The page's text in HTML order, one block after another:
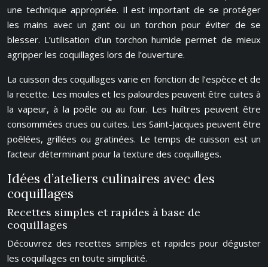
une technique appropriée. Il est important de se protéger
les mains avec un gant ou un torchon pour éviter de se
blesser. L’utilisation d’un torchon humide permet de mieux
agripper les coquillages lors de l’ouverture.
La cuisson des coquillages varie en fonction de l’espèce et de
la recette. Les moules et les palourdes peuvent être cuites à
la vapeur, à la poêle ou au four. Les huîtres peuvent être
consommées crues ou cuites. Les Saint-Jacques peuvent être
poêlées, grillées ou gratinées. Le temps de cuisson est un
facteur déterminant pour la texture des coquillages.
Idées d’ateliers culinaires avec des
coquillages
Recettes simples et rapides à base de
coquillages
Découvrez des recettes simples et rapides pour déguster
les coquillages en toute simplicité.